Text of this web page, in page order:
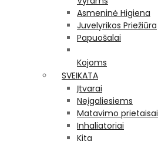
Asmeninė Higiena
Juvelyrikos Priežiūra
Papuošalai
Kojoms
SVEIKATA
Įtvarai
Neįgaliesiems
Matavimo prietaisai
Inhaliatoriai
Kita